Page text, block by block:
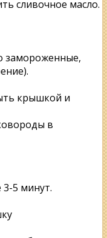
сливочное масло.
замороженные,
крышкой и
в
5 минут.